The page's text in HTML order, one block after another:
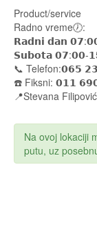
Product/service
Radno vreme🕖:
𝗥𝗮𝗱𝗻𝗶 𝗱𝗮𝗻
𝗦𝘂𝗯𝗼𝘁𝗮 𝟬𝟳:𝟬𝟬-
📞 Telefon:𝟬𝟲𝟱
☎️ Fiksni: 𝟬𝟭𝟭
📍Stevana
Na ovoj lokaciji
putu, uz